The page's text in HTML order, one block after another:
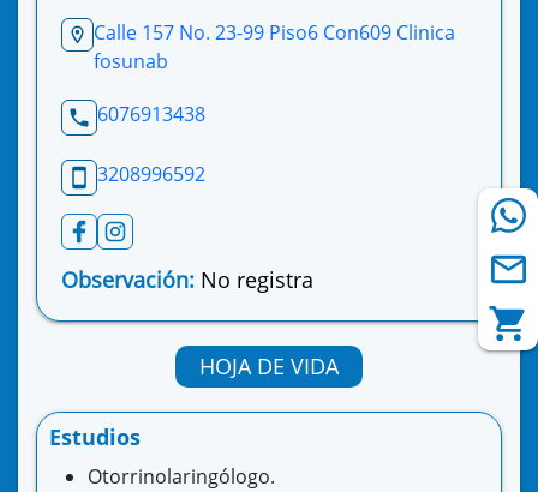
Calle 157 No. 23-99 Piso6 Con609 Clinica
fosunab
6076913438
3208996592
Observación: No registra
HOJA DE VIDA
Estudios
Otorrinolaringólogo.